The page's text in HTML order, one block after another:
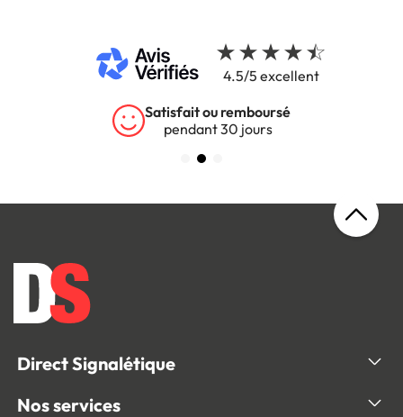
4.5/5 excellent
Satisfait ou remboursé
pendant 30 jours
Direct Signalétique
Nos services